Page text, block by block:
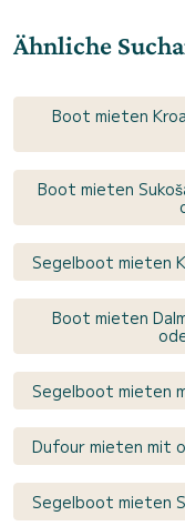
Ähnliche
Boot mieten
Boot mieten
Segelboot mieten
Boot mieten
Segelboot mieten
Dufour mieten mit
Segelboot mieten